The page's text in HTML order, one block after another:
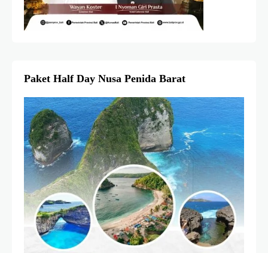
Paket Half Day Nusa Penida Barat